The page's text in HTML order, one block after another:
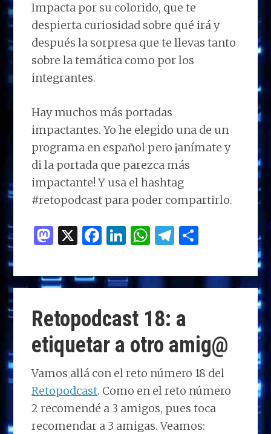
Impacta por su colorido, que te
despierta curiosidad sobre qué irá y
después la sorpresa que te llevas tanto
sobre la temática como por los
integrantes.
Hay muchos más portadas
impactantes. Yo he elegido una de un
programa en español pero ¡anímate y
di la portada que parezca más
impactante! Y usa el hashtag
#retopodcast para poder compartirlo.
M
to
d
o
n
X F
ce
b
o
o
k
Li
k
e
dI
n
W
at
s
A
p
p
T
e
g
ra
m
m
p
ti
r
Retopodcast 18: a
etiquetar a otro amig@
Vamos allá con el reto número 18 del
Retopodcast. Como en el reto número
2 recomendé a 3 amigos, pues toca
recomendar a 3 amigas. Veamos: